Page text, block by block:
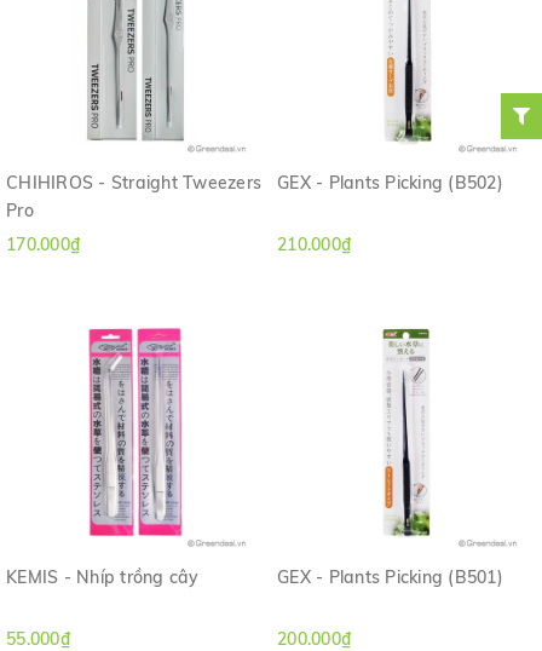
CHIHIROS - Straight Tweezers
Pro
170.000₫
GEX - Plants Picking (B502)
210.000₫
KEMIS - Nhíp trồng cây
55.000₫
GEX - Plants Picking (B501)
200.000₫